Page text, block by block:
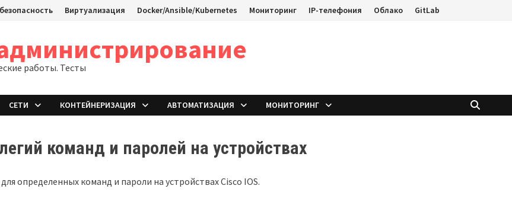
Виртуализация Docker/Ansible/Kubernetes Мониторинг IP-телефония Облако GitLab
работы. Тесты
СЕТИ КОНТЕЙНЕРИЗАЦИЯ АВТОМАТИЗАЦИЯ МОНИТОРИНГ
команд и паролей на устройствах
определенных команд и пароли на устройствах Cisco IOS.